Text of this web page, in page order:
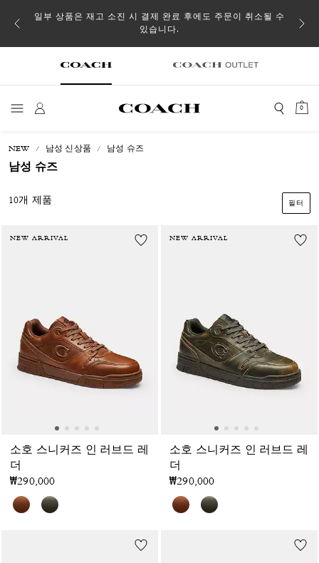
일부 상품은 재고 소진 시 결제 완료 후에도 주문이 취소될 수
있습니다.
0
NEW 남성 신상품 남성 슈즈
남성 슈즈
10개 제품 필터
NEW ARRIVAL
소호 스니커즈 인 러브드 레
더
₩290,000
NEW ARRIVAL
소호 스니커즈 인 러브드 레
더
₩290,000